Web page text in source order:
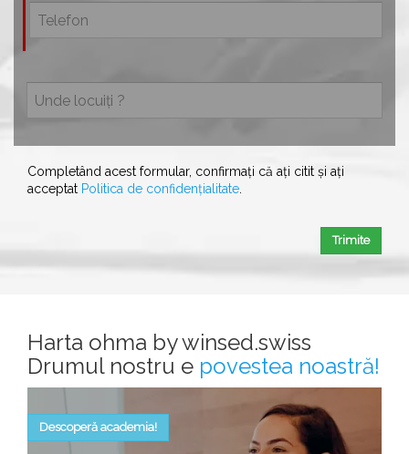
Completând acest formular, confirmați că ați citit și ați
acceptat Politica de confidențialitate
Trimite
Harta ohma by winsed.swiss
Drumul nostru e povestea noastră!
Descoperă academia!